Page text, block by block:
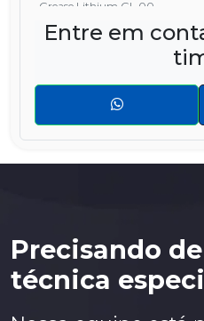
Grease Lithium GL 00
Pulsarlube E120
Entre em
Precisando
técnica